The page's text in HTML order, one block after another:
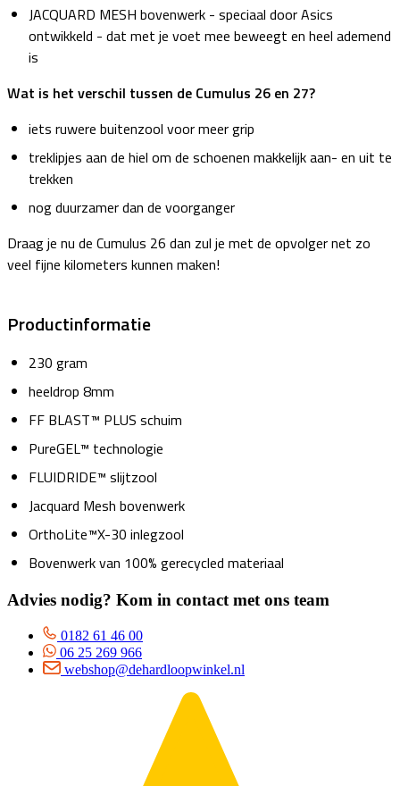
JACQUARD MESH bovenwerk - speciaal door Asics
ontwikkeld - dat met je voet mee beweegt en heel ademend
is
Wat is het verschil tussen de Cumulus 26 en 27?
iets ruwere buitenzool voor meer grip
treklipjes aan de hiel om de schoenen makkelijk aan- en uit te
trekken
nog duurzamer dan de voorganger
Draag je nu de Cumulus 26 dan zul je met de opvolger net zo
veel fijne kilometers kunnen maken!
Productinformatie
230 gram
heeldrop 8mm
FF BLAST™ PLUS schuim
PureGEL™ technologie
FLUIDRIDE™ slijtzool
Jacquard Mesh bovenwerk
OrthoLite™X-30 inlegzool
Bovenwerk van 100% gerecycled materiaal
Advies nodig? Kom in contact met ons team
0182 61 46 00
06 25 269 966
webshop@dehardloopwinkel.nl